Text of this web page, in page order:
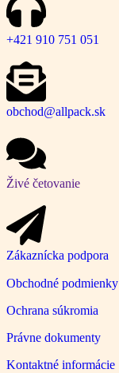
+421 910 751 051
obchod@allpack.sk
Živé četovanie
Zákaznícka podpora
Obchodné podmienky
Ochrana súkromia
Právne dokumenty
Kontaktné informácie